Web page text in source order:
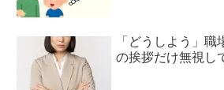
「どうしよう」
の挨拶だけ無視し